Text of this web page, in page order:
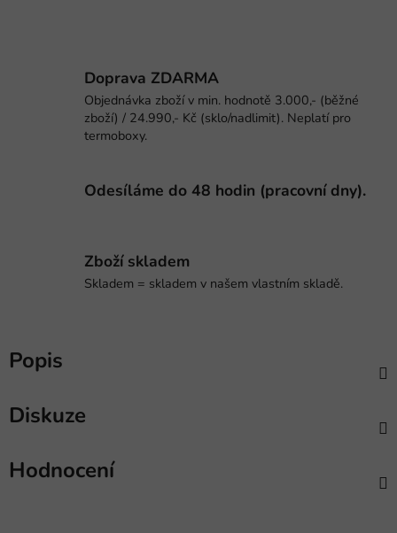
Doprava ZDARMA
Objednávka zboží v min. hodnotě 3.000,- (běžné
zboží) / 24.990,- Kč (sklo/nadlimit). Neplatí pro
termoboxy.
Odesíláme do 48 hodin (pracovní dny).
Zboží skladem
Skladem = skladem v našem vlastním skladě.
Popis
Diskuze
Hodnocení